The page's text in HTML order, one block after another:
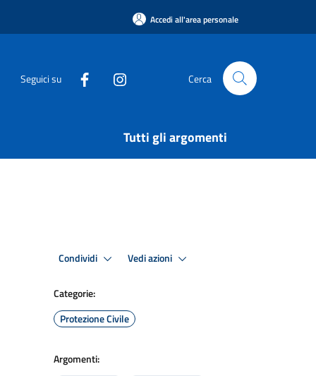
Accedi all'area personale
Seguici su Cerca
Tutti gli argomenti
Condividi Vedi azioni
Categorie:
Protezione Civile
Argomenti: